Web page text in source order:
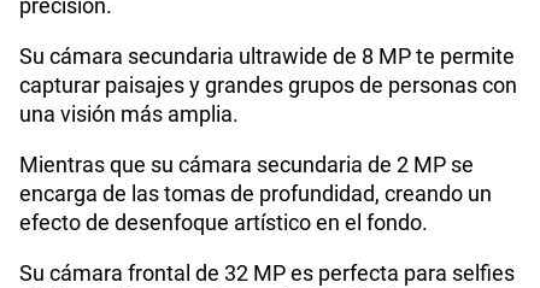
precisión.
Su cámara secundaria ultrawide de 8 MP te permite
capturar paisajes y grandes grupos de personas con
una visión más amplia.
Mientras que su cámara secundaria de 2 MP se
encarga de las tomas de profundidad, creando un
efecto de desenfoque artístico en el fondo.
Su cámara frontal de 32 MP es perfecta para selfies